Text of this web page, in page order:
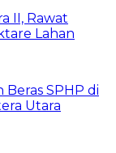
II, Rawat
Lahan
SPHP di
Utara